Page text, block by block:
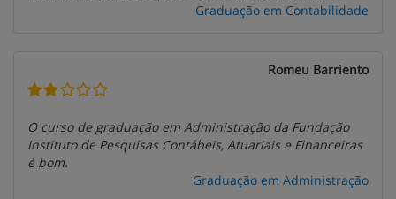
Graduação em Contabilidade
Romeu Barriento
O curso de graduação em Administração da Fundação
Instituto de Pesquisas Contábeis, Atuariais e Financeiras
é bom.
Graduação em Administração